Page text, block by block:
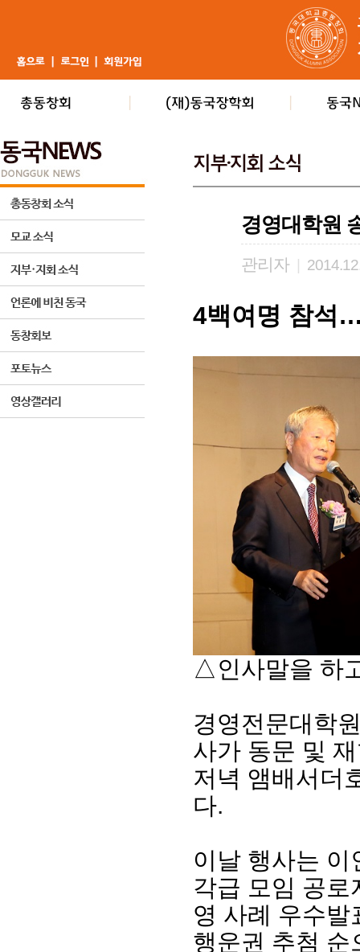
이사장 인사말
임원 현황
총동창
모교 소
경영대학원
관리자
4백여명 참석
△인사말을 하
경영전문대학
사가 동문 및
저녁 앰배서더
다.
이날 행사는
각급 모임 공로
영 사례 우수발
행운권 추첨 순